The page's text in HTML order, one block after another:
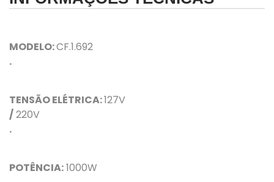
MODELO:CF.1.692
.
TENSÃO ELÉTRICA:127V
/220V
.
POTÊNCIA:1000W